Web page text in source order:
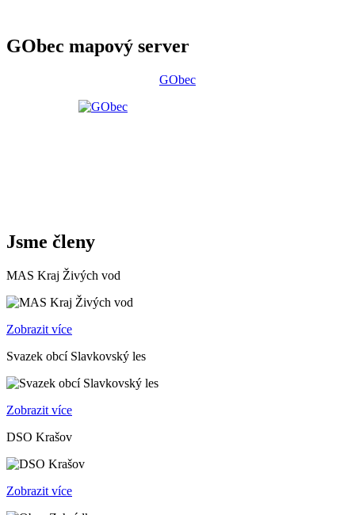
GObec mapový server
GObec
Jsme členy
MAS Kraj Živých vod
Zobrazit více
Svazek obcí Slavkovský les
Zobrazit více
DSO Krašov
Zobrazit více